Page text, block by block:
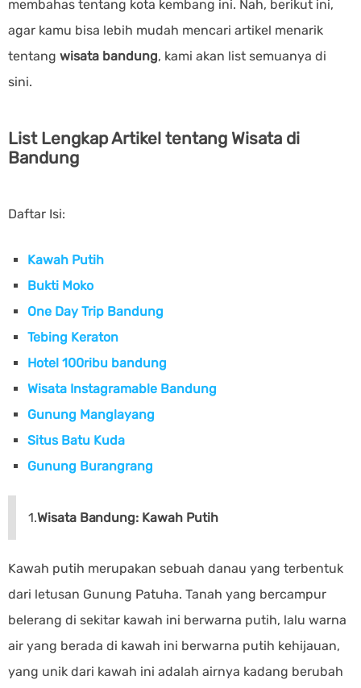
membahas tentang kota kembang ini. Nah, berikut ini,
agar kamu bisa lebih mudah mencari artikel menarik
tentang wisata bandung, kami akan list semuanya di
sini.
List Lengkap Artikel tentang Wisata di
Bandung
Daftar Isi:
Kawah Putih
Bukti Moko
One Day Trip Bandung
Tebing Keraton
Hotel 100ribu bandung
Wisata Instagramable Bandung
Gunung Manglayang
Situs Batu Kuda
Gunung Burangrang
1.Wisata Bandung: Kawah Putih
Kawah putih merupakan sebuah danau yang terbentuk
dari letusan Gunung Patuha. Tanah yang bercampur
belerang di sekitar kawah ini berwarna putih, lalu warna
air yang berada di kawah ini berwarna putih kehijauan,
yang unik dari kawah ini adalah airnya kadang berubah